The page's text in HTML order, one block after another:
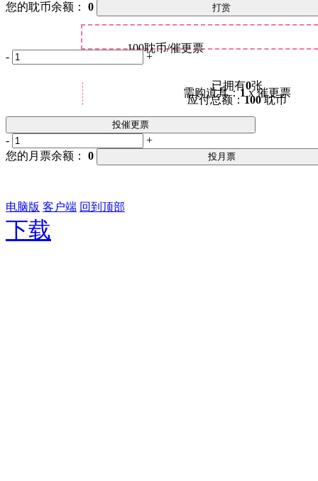
您的耽币余额： 0 打赏
100耽币/催更票
已拥有0张
需购道具：1x 催更票
应付总额：100耽币
- +
投催更票
-
+
您的月票余额： 0 投月票
电脑版 客户端 回到顶部
下载